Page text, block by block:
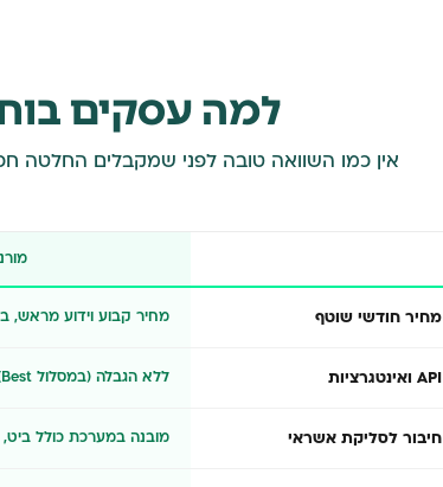
למה עסקים
אין כמו השוואה טובה לפני שמקבלים החלטה
מחיר חודשי שוטף מחיר קבוע וידוע מראש,
API ואינטגרציות ללא הגבלה (במסלול Best)
חיבור לסליקת אשראי מובנה במערכת כולל ביט,